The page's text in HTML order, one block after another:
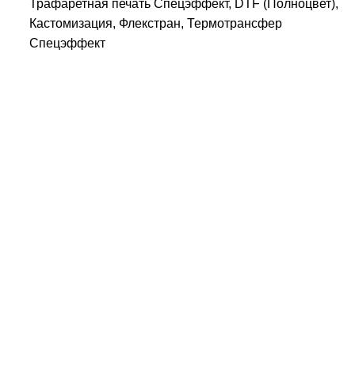
Трафаретная печать Спецэффект, DTF (Полноцвет),
Кастомизация, Флекстран, Термотрансфер
Спецэффект